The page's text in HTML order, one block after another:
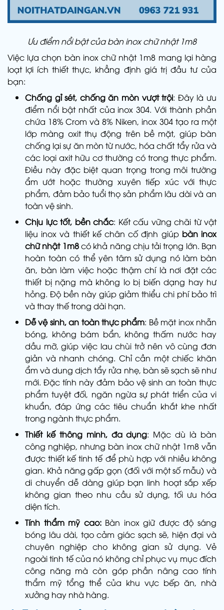
Ưu điểm nổi bật của bàn inox chữ nhật 1m8
Việc lựa chọn bàn inox chữ nhật 1m8 mang lại hàng
loạt lợi ích thiết thực, khẳng định giá trị đầu tư của
bạn:
Chống gỉ sét, chống ăn mòn vượt trội: Đây là ưu
điểm nổi bật nhất của inox 304. Với thành phần
chứa 18% Crom và 8% Niken, inox 304 tạo ra một
lớp màng oxit thụ động trên bề mặt, giúp bàn
chống lại sự ăn mòn từ nước, hóa chất tẩy rửa và
các loại axit hữu cơ thường có trong thực phẩm.
Điều này đặc biệt quan trọng trong môi trường
ẩm ướt hoặc thường xuyên tiếp xúc với thực
phẩm, đảm bảo tuổi thọ sản phẩm lâu dài và an
toàn vệ sinh.
Chịu lực tốt, bền chắc: Kết cấu vững chãi từ vật
liệu inox và thiết kế chân cố định giúp bàn inox
chữ nhật 1m8có khả năng chịu tải trọng lớn. Bạn
hoàn toàn có thể yên tâm sử dụng nó làm bàn
ăn, bàn làm việc hoặc thậm chí là nơi đặt các
thiết bị nặng mà không lo bị biến dạng hay hư
hỏng. Độ bền này giúp giảm thiểu chi phí bảo trì
và thay thế trong dài hạn.
Dễ vệ sinh, an toàn thực phẩm: Bề mặt inox nhẵn
bóng, không bám bẩn, không thấm nước hay
dầu mỡ, giúp việc lau chùi trở nên vô cùng đơn
giản và nhanh chóng. Chỉ cần một chiếc khăn
ẩm và dung dịch tẩy rửa nhẹ, bàn sẽ sạch sẽ như
mới. Đặc tính này đảm bảo vệ sinh an toàn thực
phẩm tuyệt đối, ngăn ngừa sự phát triển của vi
khuẩn, đáp ứng các tiêu chuẩn khắt khe nhất
trong ngành thực phẩm.
Thiết kế thông minh, đa dụng: Mặc dù là bàn
công nghiệp, nhưng bàn inox chữ nhật 1m8 vẫn
được thiết kế tinh tế để phù hợp với nhiều không
gian. Khả năng gấp gọn (đối với một số mẫu) và
di chuyển dễ dàng giúp bạn linh hoạt sắp xếp
không gian theo nhu cầu sử dụng, tối ưu hóa
diện tích.
Tính thẩm mỹ cao: Bàn inox giữ được độ sáng
bóng lâu dài, tạo cảm giác sạch sẽ, hiện đại và
chuyên nghiệp cho không gian sử dụng. Vẻ
ngoài tinh tế của nó không chỉ phục vụ mục đích
công năng mà còn góp phần nâng cao tính
thẩm mỹ tổng thể của khu vực bếp ăn, nhà
xưởng hay nhà hàng.